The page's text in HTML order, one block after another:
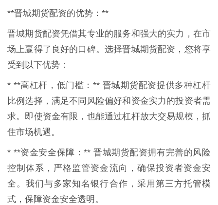
**晋城期货配资的优势：**
晋城期货配资凭借其专业的服务和强大的实力，在市
场上赢得了良好的口碑。选择晋城期货配资，您将享
受到以下优势：
* **高杠杆，低门槛：** 晋城期货配资提供多种杠杆
比例选择，满足不同风险偏好和资金实力的投资者需
求。即使资金有限，也能通过杠杆放大交易规模，抓
住市场机遇。
* **资金安全保障：** 晋城期货配资拥有完善的风险
控制体系，严格监管资金流向，确保投资者资金安
全。我们与多家知名银行合作，采用第三方托管模
式，保障资金安全透明。